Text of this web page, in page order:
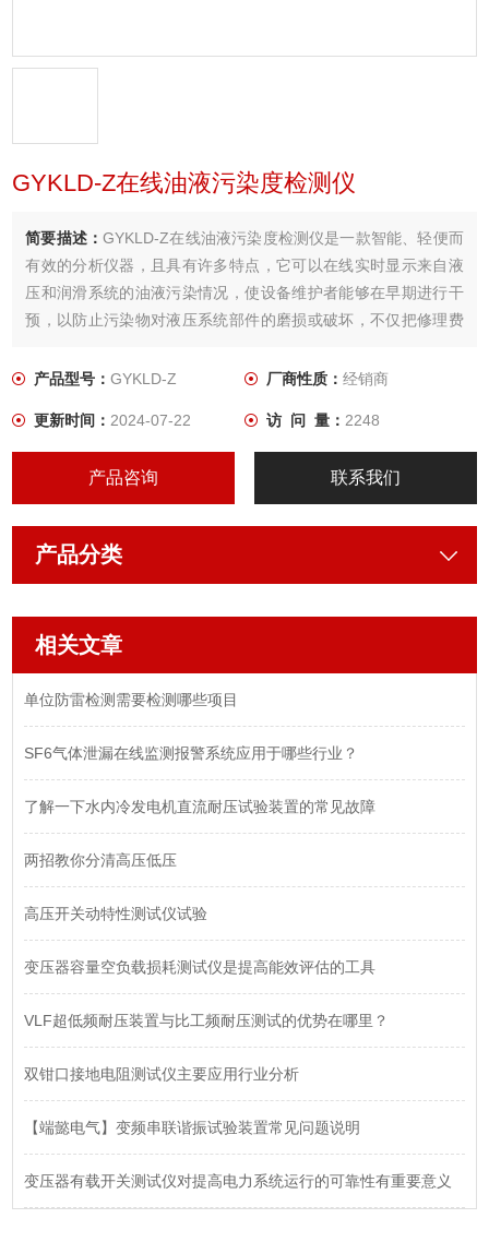
GYKLD-Z在线油液污染度检测仪
简要描述：GYKLD-Z在线油液污染度检测仪是一款智能、轻便而
有效的分析仪器，且具有许多特点，它可以在线实时显示来自液
压和润滑系统的油液污染情况，使设备维护者能够在早期进行干
预，以防止污染物对液压系统部件的磨损或破坏，不仅把修理费
性，延长设备的使用寿命。
产品型号：GYKLD-Z 厂商性质： 经销商
更新时间：2024-07-22 访 问 量： 2248
产品咨询 联系我们
产品分类
相关文章
单位防雷检测需要检测哪些项目
SF6气体泄漏在线监测报警系统应用于哪些行业？
了解一下水内冷发电机直流耐压试验装置的常见故障
两招教你分清高压低压
高压开关动特性测试仪试验
变压器容量空负载损耗测试仪是提高能效评估的工具
VLF超低频耐压装置与比工频耐压测试的优势在哪里？
双钳口接地电阻测试仪主要应用行业分析
【端懿电气】变频串联谐振试验装置常见问题说明
变压器有载开关测试仪对提高电力系统运行的可靠性有重要意义